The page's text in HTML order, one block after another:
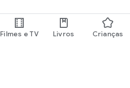
Filmes e TV Livros Crianças